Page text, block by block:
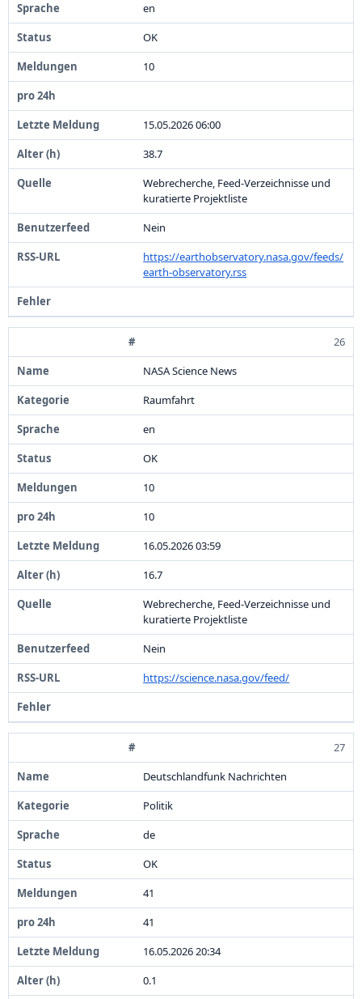
en
OK
10
15.05.202606:00
38.7
Webrecherche, Feed-Verzeichnisse und
kuratierte Projektliste
Nein
https://earthobservatory.nasa.gov/feeds/
earth-observatory.rss
26
NASA Science News
Raumfahrt
en
OK
10
10
16.05.202603:59
16.7
Webrecherche, Feed-Verzeichnisse und
kuratierte Projektliste
Nein
https://science.nasa.gov/feed/
27
Deutschlandfunk Nachrichten
Politik
de
OK
41
41
16.05.202620:34
0.1